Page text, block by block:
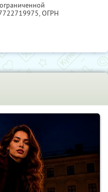
, ОГРН